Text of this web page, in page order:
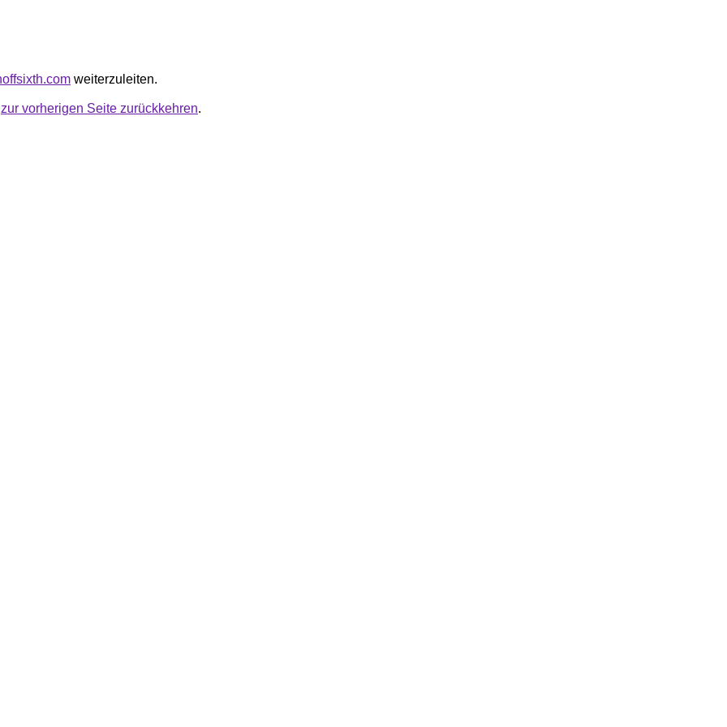
weiterzuleiten.
zur vorherigen Seite zurückkehren.